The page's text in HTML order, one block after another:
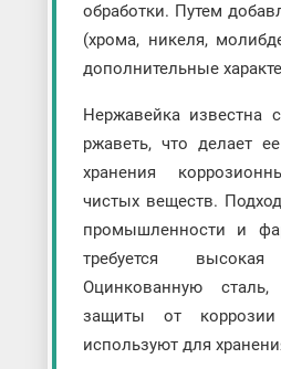
обработки. Путем
(хрома, никеля,
дополнительные
Нержавейка известна
ржаветь, что делает
хранения
чистых веществ.
промышленности и
требуется высокая
Оцинкованную
защиты от
используют для